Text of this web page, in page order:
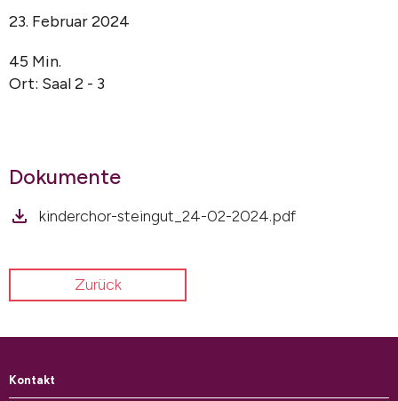
23. Februar 2024
45 Min.
Ort: Saal 2 - 3
Dokumente
kinderchor-steingut_24-02-2024.pdf
Zurück
Kontakt